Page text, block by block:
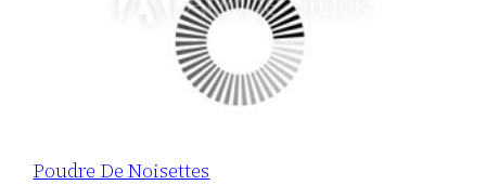
Poudre De Noisettes